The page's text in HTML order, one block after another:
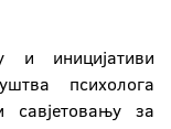
и иницијативи
психолога
савјетовању за